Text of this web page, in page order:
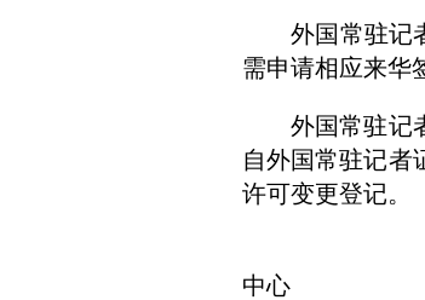
外国常驻记者
需申请相应来华
外国常驻记者
自外国常驻记者
许可变更登记。
中心